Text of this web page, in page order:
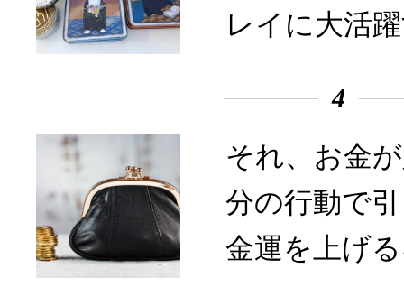
レイに大活
4
それ、お金
分の行動で
金運を上げ